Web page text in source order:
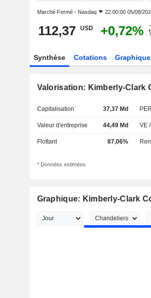
Marché Fermé - Nasdaq 22:00:00 05/08/
112,37 USD +0,72%
Synthèse Cotations
Valorisation: Kimberly-Clark
Capitalisation 37,37 Md
Valeur d'entreprise 44,49 Md VE
Flottant 87,06%
* Données estimées
Graphique: Kimberly-Clark